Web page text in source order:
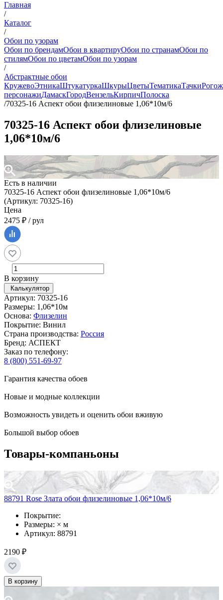
Главная
/
Каталог
/
Обои по узорам
Обои по брендамОбои в квартируОбои по странамОбои по
стилямОбои по цветамОбои по узорам
/
Абстрактные обои
КружевоЭтникаШтукатуркаШкурыЦветыТематикаТачки
персонажиДамаскГородВензельКирпичПолоска
/70325-16 Аспект обои флизелиновые 1,06*10м/6
70325-16 Аспект обои флизелиновые
1,06*10м/6
Есть в наличии
70325-16 Аспект обои флизелиновые 1,06*10м/6
(Артикул: 70325-16)
Цена
2475 ₽ / рул
В корзину
Калькулятор
Артикул: 70325-16
Размеры: 1,06*10м
Основа: Флизелин
Покрытие: Винил
Страна производства: Россия
Бренд: АСПЕКТ
Заказ по телефону:
8 (800) 551-69-97
Гарантия качества обоев
Новые и модные коллекции
Возможность увидеть и оценить обои вживую
Большой выбор обоев
Товары-компаньоны
88791 Rose Злата обои флизелиновые 1,06*10м/6
Покрытие:
Размеры: × м
Артикул: 88791
2190 ₽
В корзину